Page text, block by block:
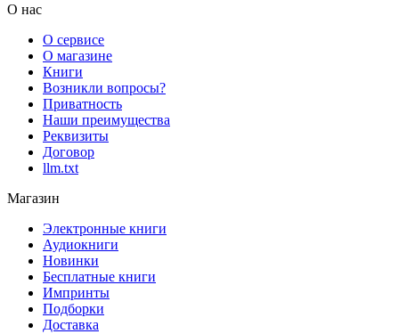
О нас
О сервисе
О магазине
Книги
Возникли вопросы?
Приватность
Наши преимущества
Реквизиты
Договор
llm.txt
Магазин
Электронные книги
Аудиокниги
Новинки
Бесплатные книги
Импринты
Подборки
Доставка